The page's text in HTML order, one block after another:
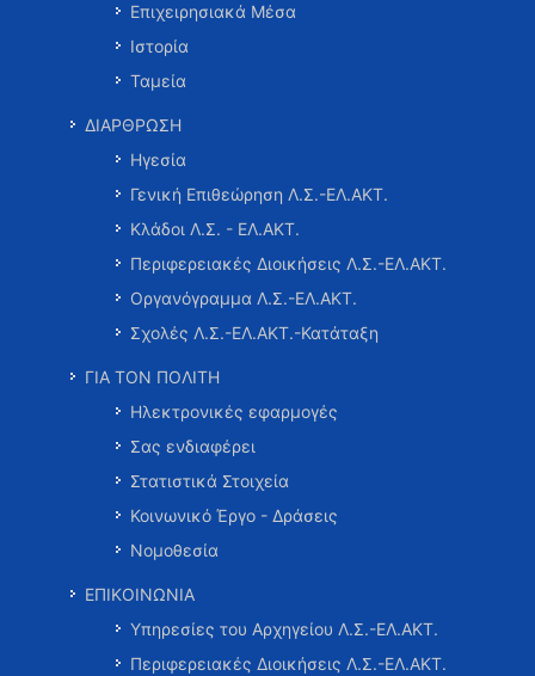
Επιχειρησιακά Μέσα
Ιστορία
Ταμεία
ΔΙΑΡΘΡΩΣΗ
Ηγεσία
Γενική Επιθεώρηση Λ.Σ.-ΕΛ.ΑΚΤ.
Κλάδοι Λ.Σ. - ΕΛ.ΑΚΤ.
Περιφερειακές Διοικήσεις Λ.Σ.-ΕΛ.ΑΚΤ.
Οργανόγραμμα Λ.Σ.-ΕΛ.ΑΚΤ.
Σχολές Λ.Σ.-ΕΛ.ΑΚΤ.-Κατάταξη
ΓΙΑ ΤΟΝ ΠΟΛΙΤΗ
Ηλεκτρονικές εφαρμογές
Σας ενδιαφέρει
Στατιστικά Στοιχεία
Κοινωνικό Έργο - Δράσεις
Νομοθεσία
ΕΠΙΚΟΙΝΩΝΙΑ
Υπηρεσίες του Αρχηγείου Λ.Σ.-ΕΛ.ΑΚΤ.
Περιφερειακές Διοικήσεις Λ.Σ.-ΕΛ.ΑΚΤ.